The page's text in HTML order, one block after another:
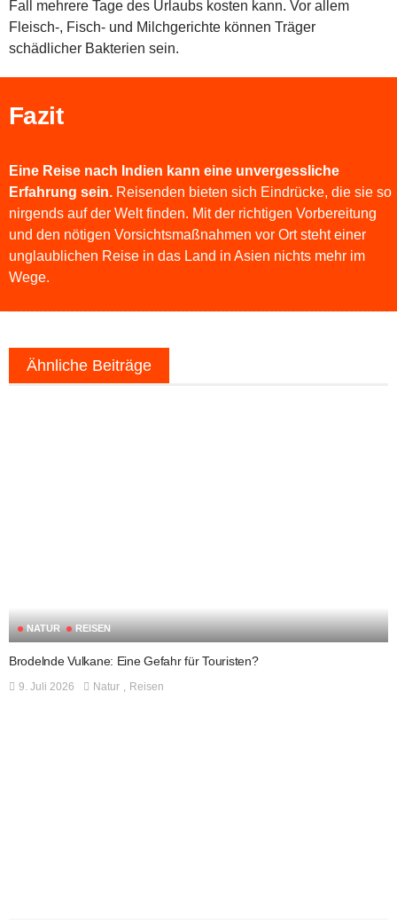
Fall mehrere Tage des Urlaubs kosten kann. Vor allem
Fleisch-, Fisch- und Milchgerichte können Träger
schädlicher Bakterien sein.
Fazit
Eine Reise nach Indien kann eine unvergessliche
Erfahrung sein. Reisenden bieten sich Eindrücke, die sie so
nirgends auf der Welt finden. Mit der richtigen Vorbereitung
und den nötigen Vorsichtsmaßnahmen vor Ort steht einer
unglaublichen Reise in das Land in Asien nichts mehr im
Wege.
Ähnliche Beiträge
NATUR REISEN
Brodelnde Vulkane: Eine Gefahr für Touristen?
9. Juli 2026 Natur Reisen